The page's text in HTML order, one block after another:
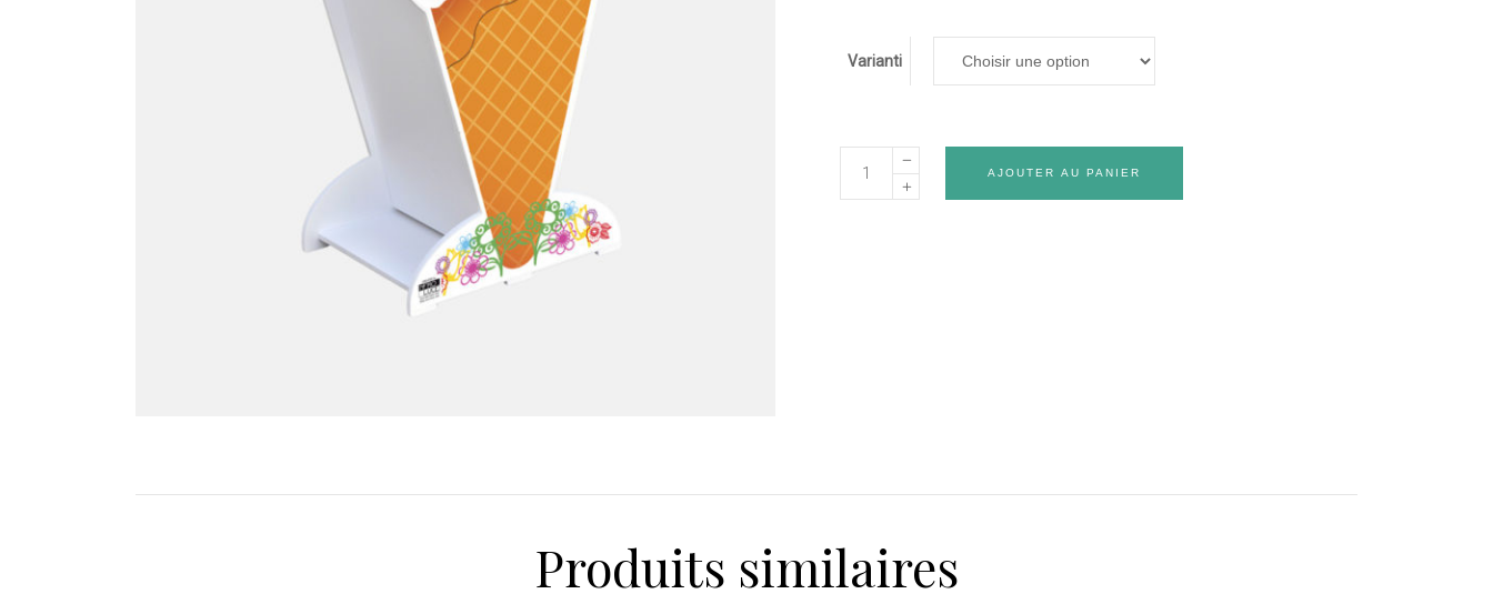
Varianti
AJOUTER AU PANIER
Produits similaires